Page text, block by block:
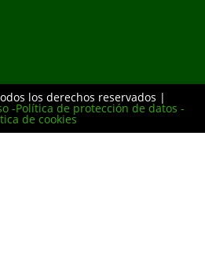
los derechos reservados |
-Política de protección de datos -
de cookies